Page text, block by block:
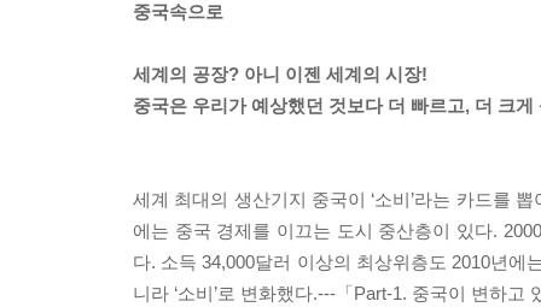
중국속으로
세계의 공장? 아니 이젠 세계의 시장!
중국은 우리가 예상했던 것보다 더 빠르고, 더 크게
세계 최대의 생산기지 중국이 ‘소비’라는 카드를
에는 중국 경제를 이끄는 도시 중산층이 있다.
다. 소득 34,000달러 이상의 최상위층도 2010년에
니라 ‘소비’로 변화했다.---「Part-1. 중국이 변하고